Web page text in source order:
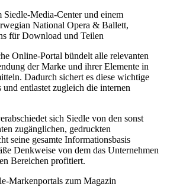
Online-Portal bündelt alle relevanten
der Marke und ihrer Elemente in
Dadurch sichert es diese wichtige
und entlastet zugleich die internen
sich Siedle von den sonst
zugänglichen, gedruckten
seine gesamte Informationsbasis
Denkweise von dem das Unternehmen
Bereichen profitiert.